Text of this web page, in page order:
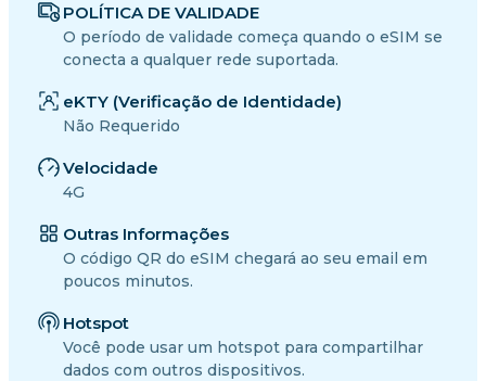
POLÍTICA DE VALIDADE
O período de validade começa quando o eSIM se
conecta a qualquer rede suportada.
eKTY (Verificação de Identidade)
Não Requerido
Velocidade
4G
Outras Informações
O código QR do eSIM chegará ao seu email em
poucos minutos.
Hotspot
Você pode usar um hotspot para compartilhar
dados com outros dispositivos.